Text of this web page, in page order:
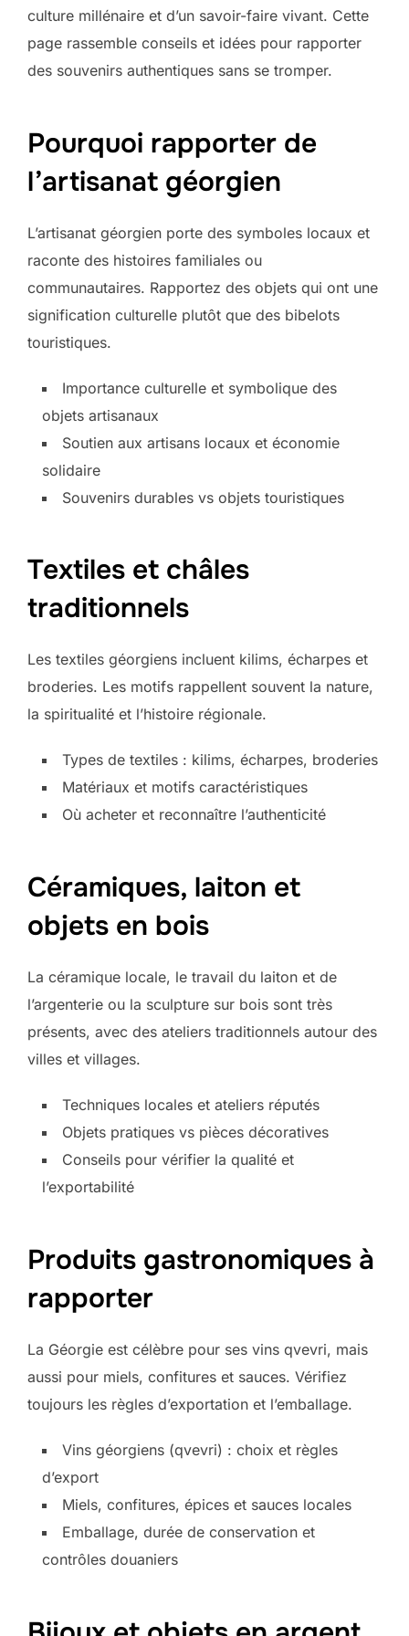
culture millénaire et d’un savoir-faire vivant. Cette
page rassemble conseils et idées pour rapporter
des souvenirs authentiques sans se tromper.
Pourquoi rapporter de
l’artisanat géorgien
L’artisanat géorgien porte des symboles locaux et
raconte des histoires familiales ou
communautaires. Rapportez des objets qui ont une
signification culturelle plutôt que des bibelots
touristiques.
Importance culturelle et symbolique des
objets artisanaux
Soutien aux artisans locaux et économie
solidaire
Souvenirs durables vs objets touristiques
Textiles et châles
traditionnels
Les textiles géorgiens incluent kilims, écharpes et
broderies. Les motifs rappellent souvent la nature,
la spiritualité et l’histoire régionale.
Types de textiles : kilims, écharpes, broderies
Matériaux et motifs caractéristiques
Où acheter et reconnaître l’authenticité
Céramiques, laiton et
objets en bois
La céramique locale, le travail du laiton et de
l’argenterie ou la sculpture sur bois sont très
présents, avec des ateliers traditionnels autour des
villes et villages.
Techniques locales et ateliers réputés
Objets pratiques vs pièces décoratives
Conseils pour vérifier la qualité et
l’exportabilité
Produits gastronomiques à
rapporter
La Géorgie est célèbre pour ses vins qvevri, mais
aussi pour miels, confitures et sauces. Vérifiez
toujours les règles d’exportation et l’emballage.
Vins géorgiens (qvevri) : choix et règles
d’export
Miels, confitures, épices et sauces locales
Emballage, durée de conservation et
contrôles douaniers